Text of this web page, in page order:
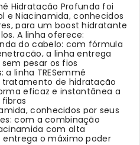
Hidratação Profunda foi
e Niacinamida, conhecidos
para um boost hidratante
A linha oferece:
do cabelo: com fórmula
a linha entrega
pesar os fios
linha TRESemmé
de hidratação
eficaz e instantânea a
conhecidos por seus
com a combinação
com alta
o máximo poder